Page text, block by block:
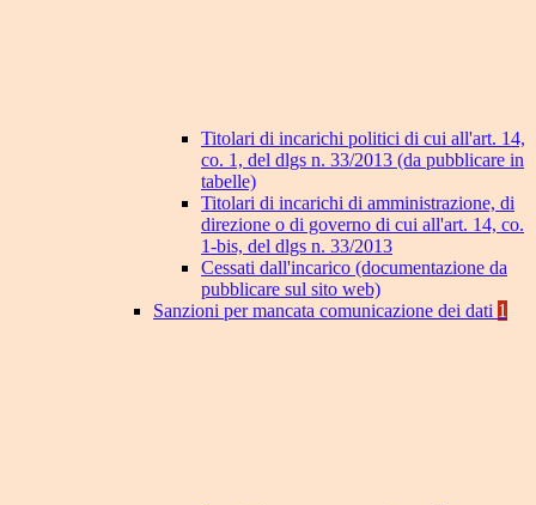
Titolari di incarichi politici di cui all'art. 14,
co. 1, del dlgs n. 33/2013 (da pubblicare in
tabelle)
Titolari di incarichi di amministrazione, di
direzione o di governo di cui all'art. 14, co.
1-bis, del dlgs n. 33/2013
Cessati dall'incarico (documentazione da
pubblicare sul sito web)
Sanzioni per mancata comunicazione dei dati 1